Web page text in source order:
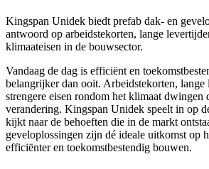
Kingspan Unidek biedt prefab dak- en
antwoord op arbeidstekorten, lange
klimaateisen in de bouwsector.
Vandaag de dag is efficiënt en
belangrijker dan ooit. Arbeidstekorten, lange
strengere eisen rondom het klimaat dwingen
verandering. Kingspan Unidek speelt in op
kijkt naar de behoeften die in de markt
geveloplossingen zijn dé ideale uitkomst op
efficiënter en toekomstbestendig bouwen.